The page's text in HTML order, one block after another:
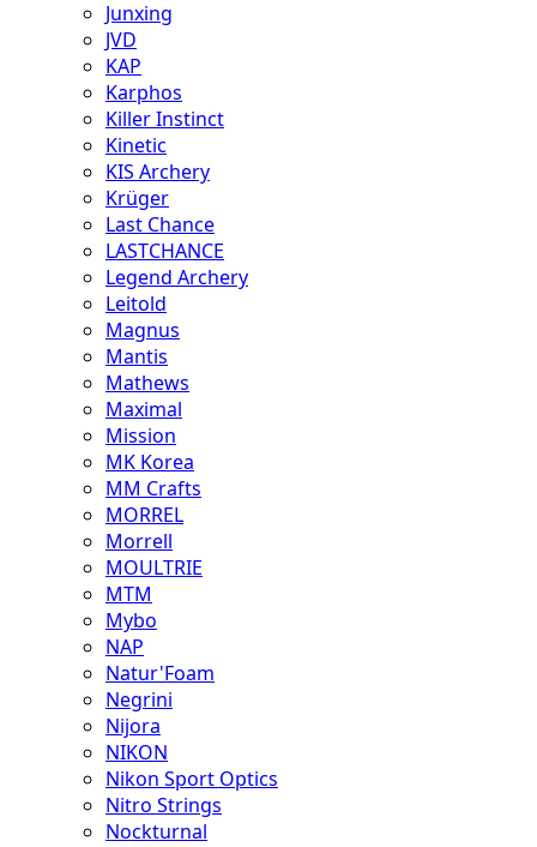
Junxing
JVD
KAP
Karphos
Killer Instinct
Kinetic
KIS Archery
Krüger
Last Chance
LASTCHANCE
Legend Archery
Leitold
Magnus
Mantis
Mathews
Maximal
Mission
MK Korea
MM Crafts
MORREL
Morrell
MOULTRIE
MTM
Mybo
NAP
Natur'Foam
Negrini
Nijora
NIKON
Nikon Sport Optics
Nitro Strings
Nockturnal